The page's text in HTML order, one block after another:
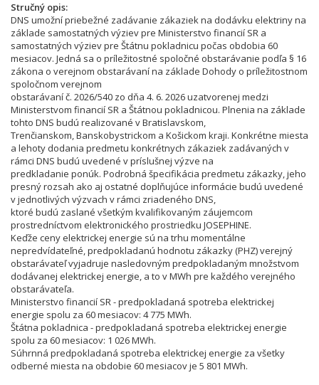
Stručný opis
DNS umožní priebežné zadávanie zákaziek na dodávku elektriny na
základe samostatných výziev pre Ministerstvo financií SR a
samostatných výziev pre Štátnu pokladnicu počas obdobia 60
mesiacov. Jedná sa o príležitostné spoločné obstarávanie podľa § 16
zákona o verejnom obstarávaní na základe Dohody o príležitostnom
spoločnom verejnom
obstarávaní č. 2026/540 zo dňa 4. 6. 2026 uzatvorenej medzi
Ministerstvom financií SR a Štátnou pokladnicou. Plnenia na základe
tohto DNS budú realizované v Bratislavskom,
Trenčianskom, Banskobystrickom a Košickom kraji. Konkrétne miesta
a lehoty dodania predmetu konkrétnych zákaziek zadávaných v
rámci DNS budú uvedené v príslušnej výzve na
predkladanie ponúk. Podrobná špecifikácia predmetu zákazky, jeho
presný rozsah ako aj ostatné doplňujúce informácie budú uvedené
v jednotlivých výzvach v rámci zriadeného DNS,
ktoré budú zaslané všetkým kvalifikovaným záujemcom
prostredníctvom elektronického prostriedku JOSEPHINE.
Keďže ceny elektrickej energie sú na trhu momentálne
nepredvídateľné, predpokladanú hodnotu zákazky (PHZ) verejný
obstarávateľ vyjadruje nasledovným predpokladaným množstvom
dodávanej elektrickej energie, a to v MWh pre každého verejného
obstarávateľa.
Ministerstvo financií SR - predpokladaná spotreba elektrickej
energie spolu za 60 mesiacov: 4 775 MWh.
Štátna pokladnica - predpokladaná spotreba elektrickej energie
spolu za 60 mesiacov: 1 026 MWh.
Súhrnná predpokladaná spotreba elektrickej energie za všetky
odberné miesta na obdobie 60 mesiacov je 5 801 MWh.